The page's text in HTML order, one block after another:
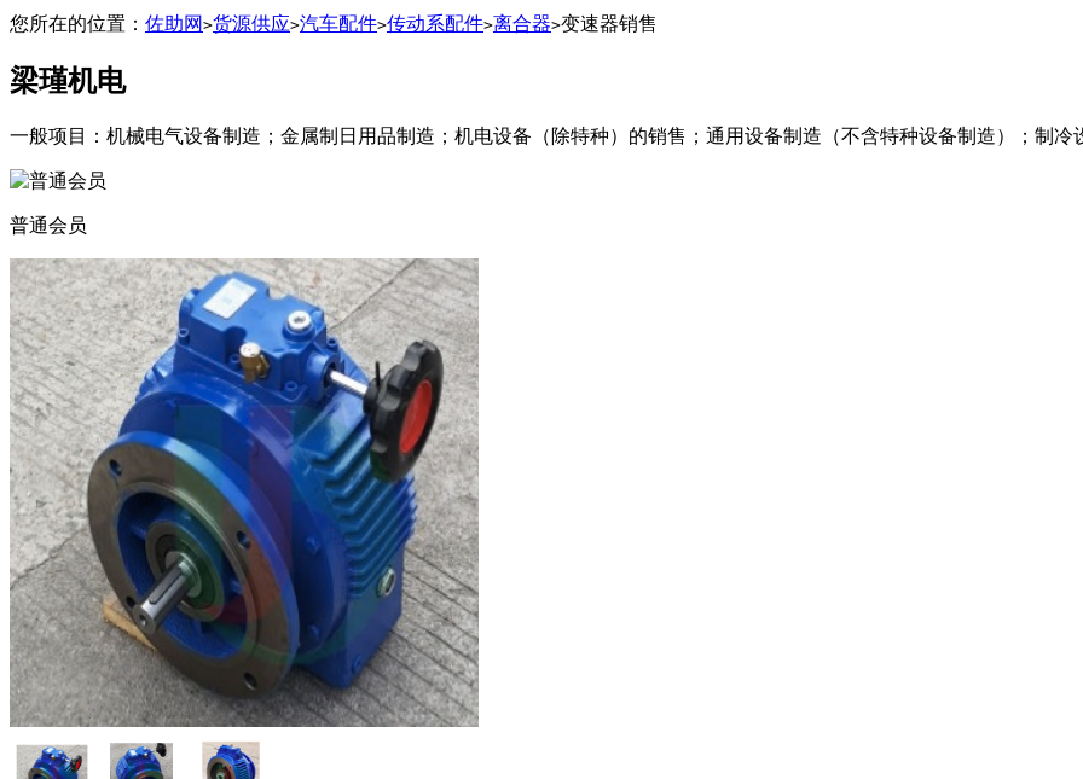
您所在的位置： 佐助网 >货源供应>汽车配件>传动系配件>离合器>变速器销售
梁瑾机电
一般项目：机械电气设备制造；金属制日用品制造；机电设备（除特种）的销售；通用设备制造（不含特种设备制造）；制
普通会员